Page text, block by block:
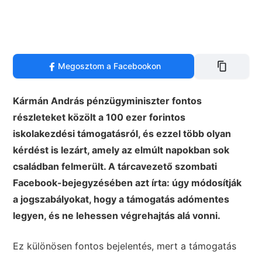
Megosztom a Facebookon
Kármán András pénzügyminiszter fontos
részleteket közölt a 100 ezer forintos
iskolakezdési támogatásról, és ezzel több olyan
kérdést is lezárt, amely az elmúlt napokban sok
családban felmerült. A tárcavezető szombati
Facebook-bejegyzésében azt írta: úgy módosítják
a jogszabályokat, hogy a támogatás adómentes
legyen, és ne lehessen végrehajtás alá vonni.
Ez különösen fontos bejelentés, mert a támogatás